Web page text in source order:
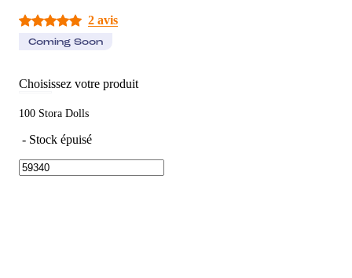
2 avis
Coming Soon
Choisissez votre produit
100 Stora Dolls
- Stock épuisé